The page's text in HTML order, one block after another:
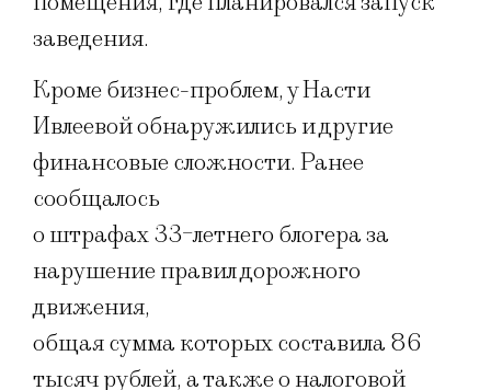
заведения.
Кроме бизнес-проблем, у Насти
Ивлеевой обнаружились и другие
финансовые сложности. Ранее
сообщалось
о штрафах 33-летнего блогера за
нарушение правил дорожного
движения,
общая сумма которых составила 86
тысяч рублей, а также о налоговой